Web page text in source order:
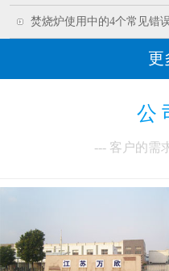
焚烧炉使用中的4个常见错
更
公
--- 客户的需